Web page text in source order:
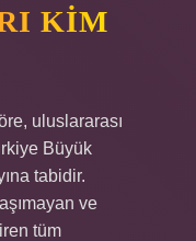
KIM
uluslararası
Büyük
tabidir.
ve
tüm